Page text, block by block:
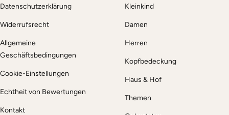
Datenschutzerklärung
Widerrufsrecht
Allgemeine
Geschäftsbedingungen
Cookie-Einstellungen
Echtheit von Bewertungen
Kontakt
Kleinkind
Damen
Herren
Kopfbedeckung
Haus & Hof
Themen